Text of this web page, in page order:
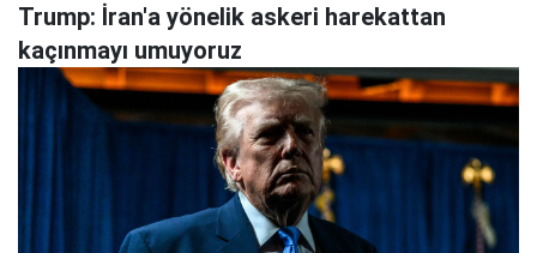
Trump: İran'a yönelik askeri harekattan
kaçınmayı umuyoruz